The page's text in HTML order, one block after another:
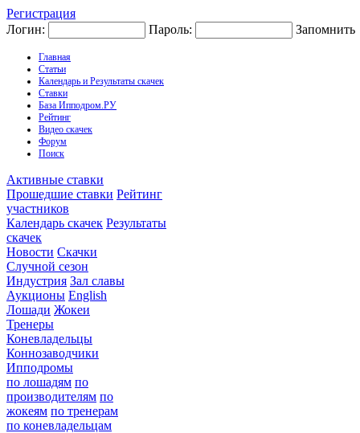
Регистрация
Логин:
Пароль: Запомнить
Главная
Статьи
Календарь и Результаты скачек
Ставки
База Ипподром.РУ
Рейтинг
Видео скачек
Форум
Поиск
Активные ставки
Прошедшие ставки Рейтинг
участников
Календарь скачек Результаты
скачек
Новости Скачки
Случной сезон
Индустрия Зал славы
Аукционы English
Лошади Жокеи
Тренеры
Коневладельцы
Коннозаводчики
Ипподромы
по лошадям по
производителям по
жокеям по тренерам
по коневладельцам